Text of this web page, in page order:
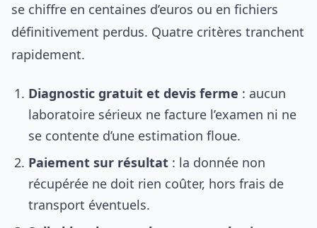
se chiffre en centaines d’euros ou en fichiers
définitivement perdus. Quatre critères tranchent
rapidement.
Diagnostic gratuit et devis ferme : aucun
laboratoire sérieux ne facture l’examen ni ne
se contente d’une estimation floue.
Paiement sur résultat : la donnée non
récupérée ne doit rien coûter, hors frais de
transport éventuels.